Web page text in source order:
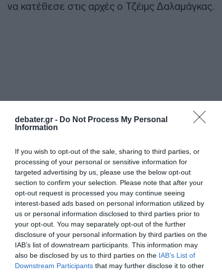
debater.gr - Do Not Process My Personal
Information
If you wish to opt-out of the sale, sharing to third parties, or
processing of your personal or sensitive information for
targeted advertising by us, please use the below opt-out
section to confirm your selection. Please note that after your
opt-out request is processed you may continue seeing
interest-based ads based on personal information utilized by
us or personal information disclosed to third parties prior to
your opt-out. You may separately opt-out of the further
disclosure of your personal information by third parties on the
IAB’s list of downstream participants. This information may
also be disclosed by us to third parties on the IAB’s List of
Downstream Participants that may further disclose it to other
να κατέθεσε στις αρχές ο Τζέιμς Δαλαμάγκας.
«Εφόσον το παιδί μου
κινδυνεύει να το
σκοτώσουν, δεν θα το
προστατέψω;»
Στο Live News μίλησε ημητέρα του
Δαλαμάγκακαι παραδέχθηκε ότι τόσα
χρόνια έκρυβαν τον γιο τους από της Αρχές
«Εφόσον το παιδί μου κινδυνεύει